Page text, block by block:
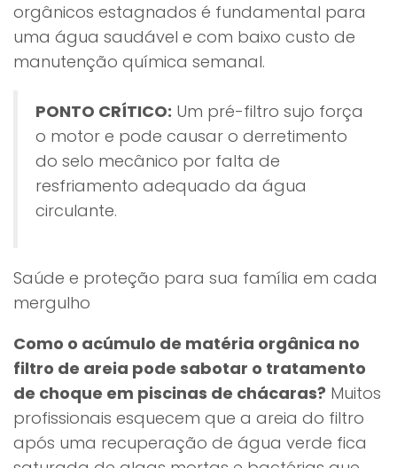
orgânicos estagnados é fundamental para
uma água saudável e com baixo custo de
manutenção química semanal.
PONTO CRÍTICO: Um pré-filtro sujo força
o motor e pode causar o derretimento
do selo mecânico por falta de
resfriamento adequado da água
circulante.
Saúde e proteção para sua família em cada
mergulho
Como o acúmulo de matéria orgânica no
filtro de areia pode sabotar o tratamento
de choque em piscinas de chácaras? Muitos
profissionais esquecem que a areia do filtro
após uma recuperação de água verde fica